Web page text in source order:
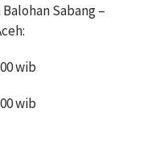
Sabang –
wib
wib